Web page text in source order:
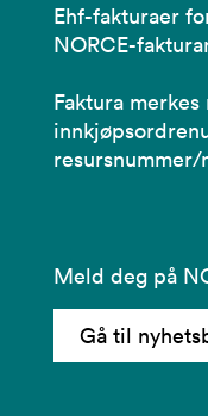
Ehf-fakturaer
NORCE-
Faktura
Meld deg på
Gå til